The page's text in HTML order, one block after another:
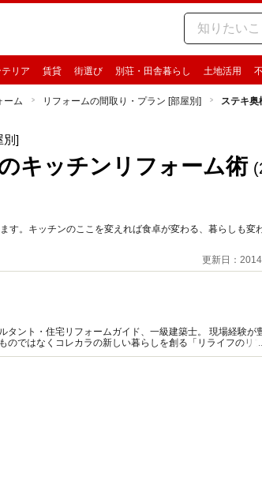
リア 賃貸 街選び 別荘・田舎暮らし 土地活用
ーム リフォームの間取り・プラン [部屋別] ステキ奥
別]
キッチンリフォーム術
す。キッチンのここを変えれば食卓が変わる、暮らしも変
更新日：
タント・住宅リフォームガイド、一級建築士。 現場経験が
のではなくコレカラの新しい暮らしを創る「リライフのリ
しています。